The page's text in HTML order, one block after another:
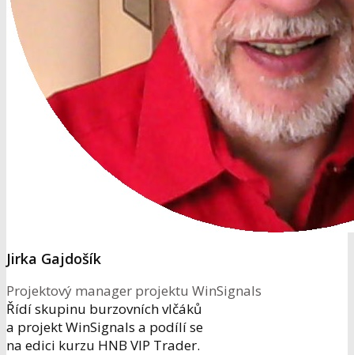
Jirka Gajdošík
Projektový manager projektu WinSignals
Řídí skupinu burzovních vlčáků
a projekt WinSignals a podílí se
na edici kurzu HNB VIP Trader.